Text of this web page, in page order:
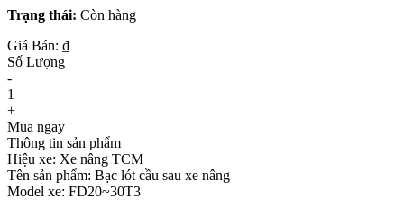
Trạng thái: Còn hàng
Giá Bán: ₫
Số Lượng
-
1
+
Mua ngay
Thông tin sản phẩm
Hiệu xe: Xe nâng TCM
Tên sản phẩm: Bạc lót cầu sau xe nâng
Model xe: FD20~30T3